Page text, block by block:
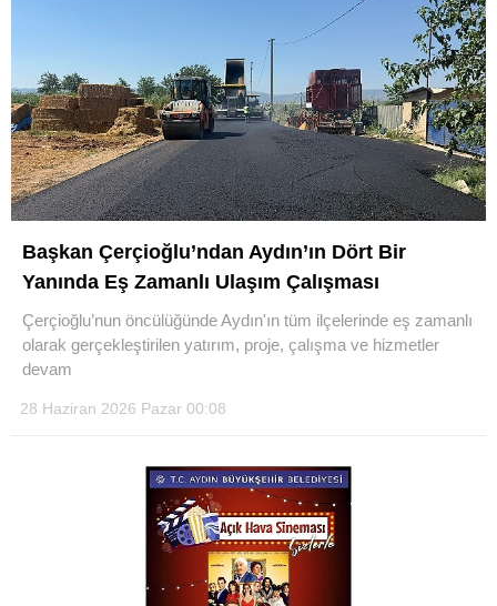
Başkan Çerçioğlu’ndan Aydın’ın Dört Bir
Yanında Eş Zamanlı Ulaşım Çalışması
Çerçioğlu’nun öncülüğünde Aydın'ın tüm ilçelerinde eş zamanlı
olarak gerçekleştirilen yatırım, proje, çalışma ve hizmetler
devam
28 Haziran 2026 Pazar 00:08